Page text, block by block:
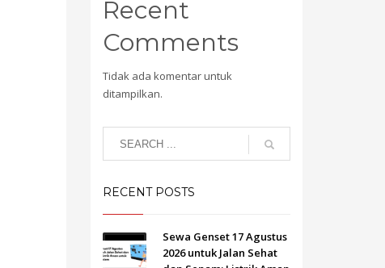
Recent
Comments
Tidak ada komentar untuk
ditampilkan.
RECENT POSTS
Sewa Genset 17 Agustus
2026 untuk Jalan Sehat